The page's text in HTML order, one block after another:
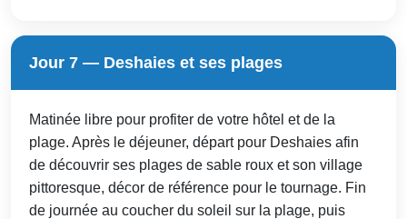
Jour 7 — Deshaies et ses plages
Matinée libre pour profiter de votre hôtel et de la
plage. Après le déjeuner, départ pour Deshaies afin
de découvrir ses plages de sable roux et son village
pittoresque, décor de référence pour le tournage. Fin
de journée au coucher du soleil sur la plage, puis